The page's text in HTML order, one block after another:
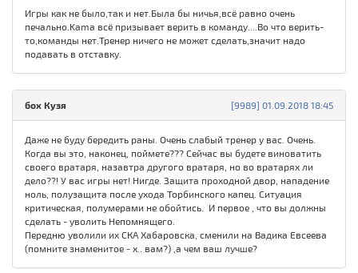
Игры как не было,так и нет.Была бы ничья,всё равно очень
печально.Kama всё призывает верить в команду....Во что верить-
то,команды нет.Тренер ничего не может сделать,значит надо
подавать в отставку.
[9989] 01.09.2018 18:45
бох Кузя
Даже не буду бередить раны. Очень слабый тренер у вас. Очень.
Когда вы это, наконец, поймете??? Сейчас вы будете виноватить
своего вратаря, назавтра другого вратаря, но во вратарях ли
дело??! У вас игры нет! Нигде. Защита проходной двор, нападение
ноль, полузащита после ухода Торбинского капец. Ситуация
критическая, полумерами не обойтись. И первое , что вы должны
сделать - уволить Непомнящего.
Передню уволили их СКА Хабаровска, сменили на Вадика Евсеева
(помните знаменитое - х.. вам?) ,а чем ваш лучше?